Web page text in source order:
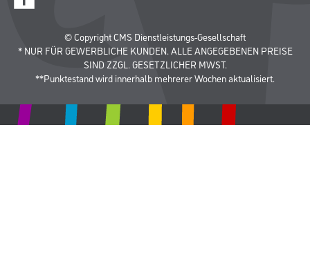
© Copyright CMS Dienstleistungs-Gesellschaft
* NUR FÜR GEWERBLICHE KUNDEN. ALLE ANGEGEBENEN PREISE
SIND ZZGL. GESETZLICHER MWST.
**Punktestand wird innerhalb mehrerer Wochen aktualisiert.